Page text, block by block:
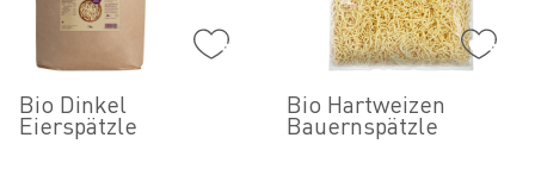
Bio Dinkel
Eierspätzle
Bio Hartweizen
Bauernspätzle